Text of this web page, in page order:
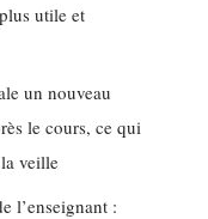
utile et
un nouveau
le cours, ce qui
veille
l’enseignant :